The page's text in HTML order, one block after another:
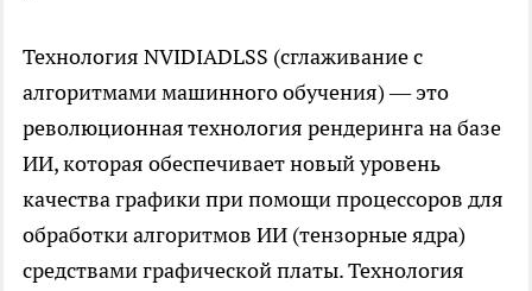
Технология NVIDIADLSS (сглаживание с
алгоритмами машинного обучения) — это
революционная технология рендеринга на базе
ИИ, которая обеспечивает новый уровень
качества графики при помощи процессоров для
обработки алгоритмов ИИ (тензорные ядра)
средствами графической платы. Технология